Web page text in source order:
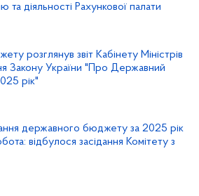
та діяльності Рахункової палати
розглянув звіт Кабінету Міністрів
Закону України "Про Державний
рік"
державного бюджету за 2025 рік
відбулося засідання Комітету з